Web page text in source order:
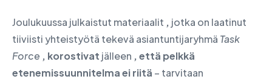
Joulukuussa julkaistut materiaalit , jotka on laatinut
tiiviisti yhteistyötä tekevä asiantuntijaryhmä Task
Force , korostivat jälleen , että pelkkä
etenemissuunnitelma ei riitä – tarvitaan